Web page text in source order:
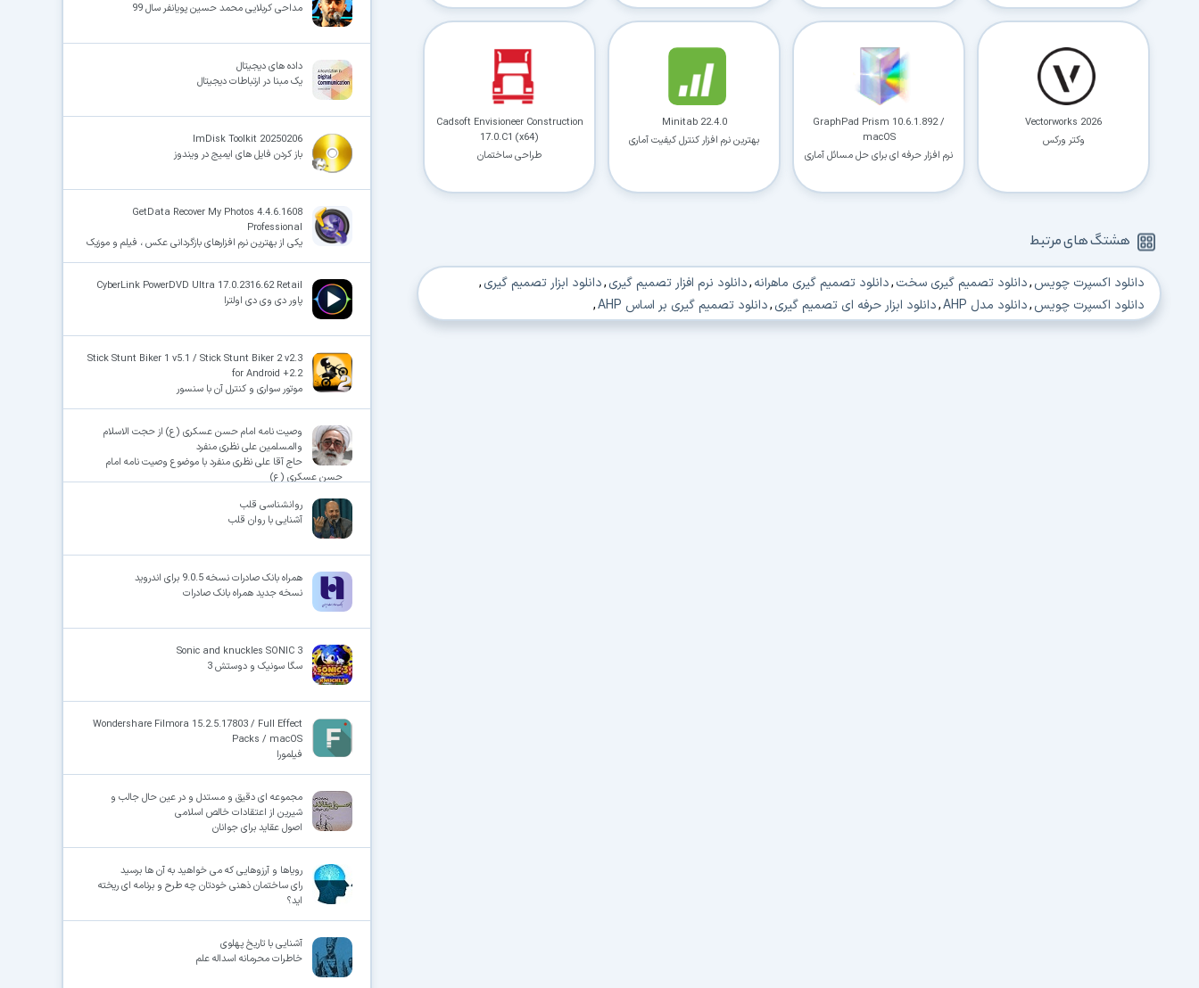
Vectorworks 2026
وکتر ورکس
GraphPad Prism 10.6.1.892 /
macOS
نرم افزار حرفه ای برای حل مسائل آماری
Minitab 22.4.0
بهترین نرم افزار کنترل کیفیت آماری
Cadsoft Envisioneer Construction
17.0.C1 (x64)
طراحی ساختمان
هشتگ های مرتبط
دانلود اکسپرت چویس,دانلود تصمیم گیری سخت,دانلود تصمیم گیری ماهرانه,دانلود نرم افزار تصمیم گیری,دانلود ابزار تصمیم گیری,
دانلود اکسپرت چویس,دانلود مدل AHP ,دانلود ابزار حرفه ای تصمیم گیری,دانلود تصمیم گیری بر اساس AHP
,
دانلود نسخه آخر اکسپرت چویس,
مداحی کربلایی محمد حسین پویانفر سال 99
داده های دیجیتال
یک مبنا در ارتباطات دیجیتال
ImDisk Toolkit 20250206
باز کردن فایل های ایمیج در ویندوز
GetData Recover My Photos 4.4.6.1608
Professional
یکی از بهترین نرم افزارهای بازگردانی عکس ، فیلم و موزیک
CyberLink PowerDVD Ultra 17.0.2316.62 Retail
پاور دی وی دی اولترا
Stick Stunt Biker 1 v5.1 / Stick Stunt Biker 2 v2.3
for Android +2.2
موتور سواری و کنترل آن با سنسور
وصیت نامه امام حسن عسکری (ع) از حجت الاسلام
والمسلمین علی نظری منفرد
حاج آقا علی نظری منفرد با موضوع وصیت نامه امام
حسن عسکری (ع)
روانشناسی قلب
آشنایی با روان قلب
همراه بانک صادرات نسخه 9.0.5 برای اندروید
نسخه جدید همراه بانک صادرات
Sonic and knuckles SONIC 3
سگا سونیک و دوستش 3
Wondershare Filmora 15.2.5.17803 / Full Effect
Packs / macOS
فیلمورا
مجموعه ای دقیق و مستدل و در عین حال جالب و
شیرین از اعتقادات خالص اسلامی
اصول عقاید برای جوانان
رویاها و آرزوهایی که می خواهید به آن ها برسید
رای ساختمان ذهنی خودتان چه طرح و برنامه ای ریخته
اید؟
آشنایی با تاریخ پهلوی
خاطرات محرمانه اسداله علم
⚡ ارتقا به حساب VIP و دانلود فوری
(معادل ماهیانه 27,250 تومان در اشتراک یک‌ساله)
قبلاً عضو شدم — ورود به حساب کاربری